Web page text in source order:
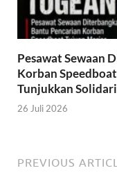
Pesawat Sewaan
Korban
Tunjukkan
26 Juli 2026
PREVIOUS